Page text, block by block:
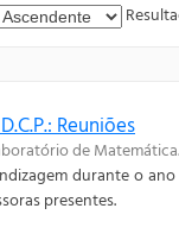
Reuniões
de Matemática.
durante o
presentes.